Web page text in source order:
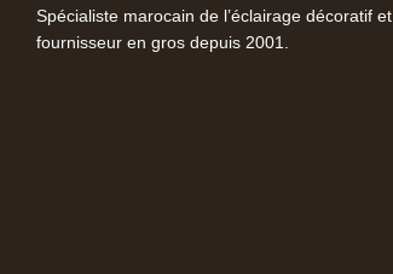
Spécialiste marocain de l’éclairage décoratif et
fournisseur en gros depuis 2001.